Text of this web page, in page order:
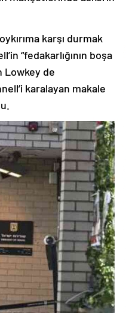
karşı durmak
“fedakarlığının boşa
Lowkey de
karalayan makale